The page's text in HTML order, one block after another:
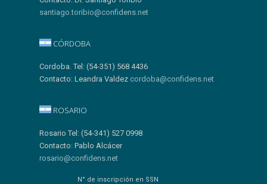
santiago.toribio@confidens.net
CÓRDOBA
Cordoba. Tel: (54-351) 568 4436
Contacto: Leandra Valdez cordoba@confidens.net
ROSARIO
Rosario Tel: (54-341) 527 0998
Contacto: Pablo Alcácer
rosario@confidens.net
N° de inscripción en SSN